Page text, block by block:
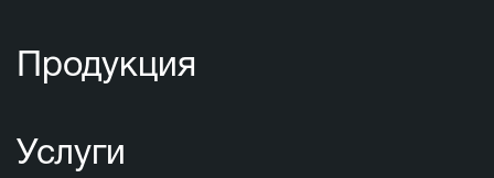
Продукция
Услуги